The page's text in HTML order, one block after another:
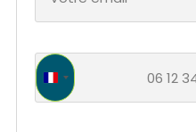
France +33